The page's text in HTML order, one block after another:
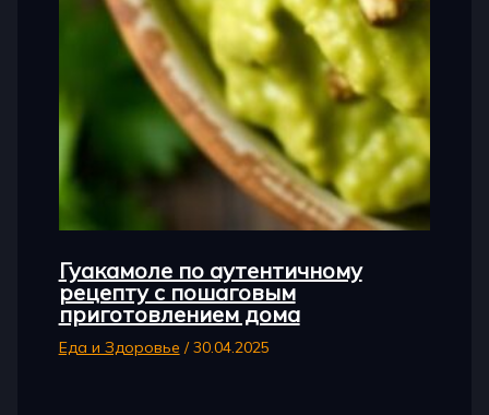
Гуакамоле по аутентичному
рецепту с пошаговым
приготовлением дома
Еда и Здоровье /30.04.2025